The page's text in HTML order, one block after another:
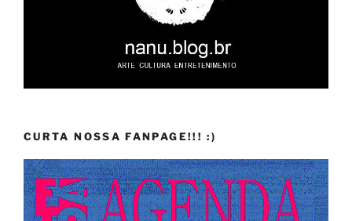
CURTA NOSSA FANPAGE!!! :)